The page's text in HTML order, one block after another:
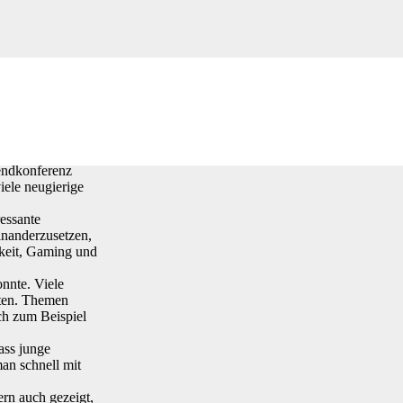
neugierige
Gaming und
Viele
Themen
zum Beispiel
junge
schnell mit
auch gezeigt,